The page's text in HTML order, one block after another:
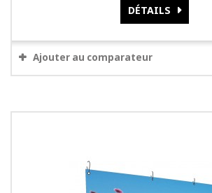
DÉTAILS
Ajouter au comparateur